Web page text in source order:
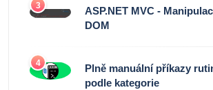
3
ASP.NET MVC -
DOM
4
Plně manuální příkazy
podle kategorie